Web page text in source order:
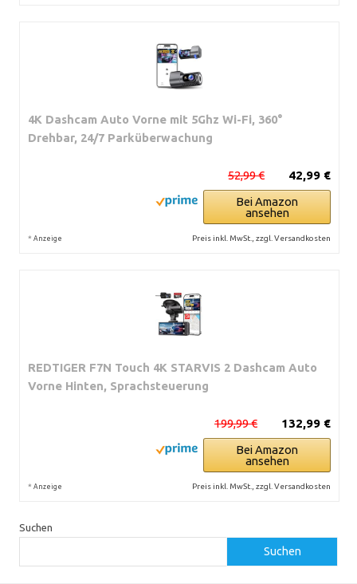
4K Dashcam Auto Vorne mit 5Ghz Wi-Fi, 360°
Drehbar, 24/7 Parküberwachung
42,99 €
52,99 €
Bei Amazon
ansehen
* Anzeige Preis inkl. MwSt., zzgl. Versandkosten
REDTIGER F7N Touch 4K STARVIS 2 Dashcam Auto
Vorne Hinten, Sprachsteuerung
132,99 €
199,99 €
Bei Amazon
ansehen
* Anzeige Preis inkl. MwSt., zzgl. Versandkosten
Suchen
Suchen